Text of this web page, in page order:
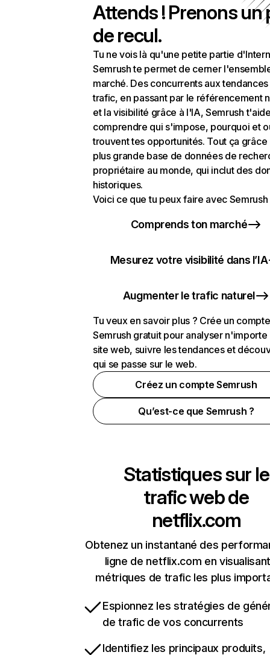
Attends ! Prenons un
de recul.
Tu ne vois là qu'une petite partie
Semrush te permet de cerner
marché. Des concurrents aux
trafic, en passant par le référencement
et la visibilité grâce à l'IA, Semrush
comprendre qui s'impose, pourquoi et
trouvent tes opportunités. Tout ça grâce
plus grande base de données de
propriétaire au monde, qui inclut des
historiques.
Voici ce que tu peux faire avec Semrush
Comprends ton marché
Mesurez votre visibilité dans l’IA
Augmenter le trafic naturel
Tu veux en savoir plus ? Crée un compte
Semrush gratuit pour analyser n'importe
site web, suivre les tendances et
qui se passe sur le web.
Créez un compte Semrush
Qu’est-ce que Semrush ?
Statistiques sur le
trafic web de
netflix.com
Obtenez un instantané des
ligne de netflix.com en
métriques de trafic les plus
Espionnez les stratégies de
de trafic de vos concurrents
Identifiez les principaux produits,